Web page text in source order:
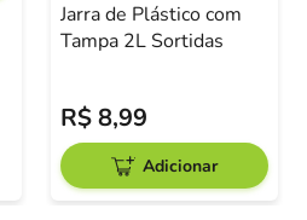
Jarra de Plástico com
Tampa 2L Sortidas
R$8,99
Adicionar